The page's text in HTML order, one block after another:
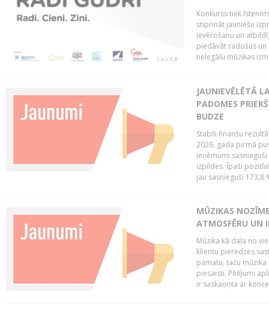
Konkurss tiek
stiprināt jauniešu
ievērošanu un
piedāvāt radošus
nelegālu mūzikas
JAUNIEVĒLĒTĀ
PADOMES
BUDZE
Stabili finanšu
2026. gada pirmā
ieņēmumi
izpildes. Īpaši
jau sasnieguši 173,8
MŪZIKAS
ATMOSFĒRU UN
Mūzika kā daļa no
klientu pieredzes
pamatu, taču
piesaisti. Pētījumi
ir saskaņota ar